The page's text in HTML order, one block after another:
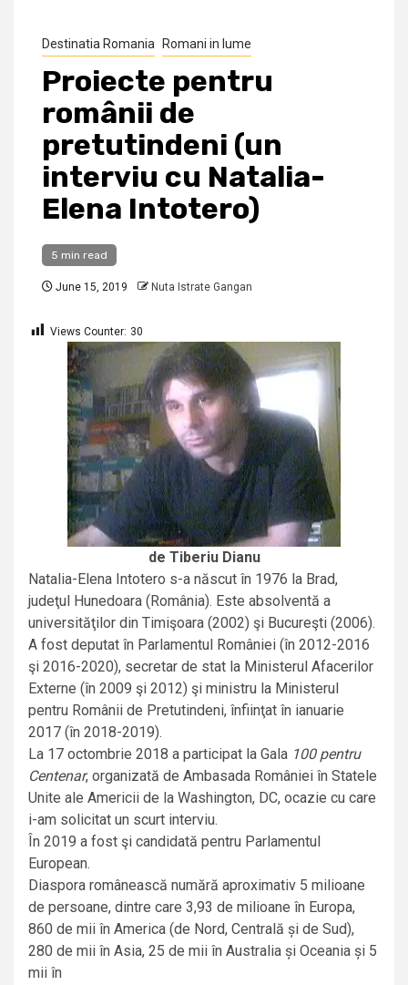
Destinatia Romania Romani in lume
Proiecte pentru
românii de
pretutindeni (un
interviu cu Natalia-
Elena Intotero)
5 min read
June 15, 2019 Nuta Istrate Gangan
Views Counter: 30
de Tiberiu Dianu
Natalia-Elena Intotero s-a născut în 1976 la Brad,
judeţul Hunedoara (România). Este absolventă a
universităţilor din Timişoara (2002) şi Bucureşti (2006).
A fost deputat în Parlamentul României (în 2012-2016
şi 2016-2020), secretar de stat la Ministerul Afacerilor
Externe (în 2009 şi 2012) şi ministru la Ministerul
pentru Românii de Pretutindeni, înfiinţat în ianuarie
2017 (în 2018-2019).
La 17 octombrie 2018 a participat la Gala 100 pentru
Centenar, organizată de Ambasada României în Statele
Unite ale Americii de la Washington, DC, ocazie cu care
i-am solicitat un scurt interviu.
În 2019 a fost şi candidată pentru Parlamentul
European.
Diaspora românească numără aproximativ 5 milioane
de persoane, dintre care 3,93 de milioane în Europa,
860 de mii în America (de Nord, Centrală şi de Sud),
280 de mii în Asia, 25 de mii în Australia şi Oceania şi 5
mii în